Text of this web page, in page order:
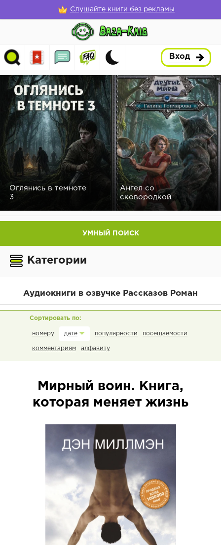
Слушайте книги без рекламы
Вход
Оглянись в темноте
3
Ангел со
сковородкой
УМНЫЙ ПОИСК
Категории
Аудиокниги в озвучке Рассказов Роман
номеру дате популярности посещаемости
комментариям алфавиту
Мирный воин. Книга,
которая меняет жизнь